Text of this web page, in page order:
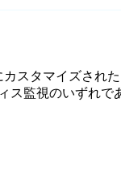
スタマイズさ
監視のいずれで